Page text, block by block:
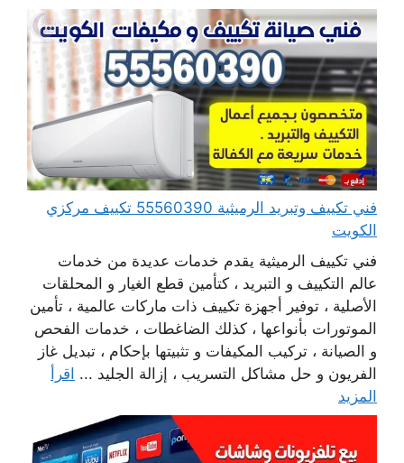
فني تكييف وتبريد الرميثية 55560390 تكييف مركزي
الكويت
فني تكييف الرميثية يقدم خدمات عديدة من خدمات
عالم التكييف و التبريد ، كتأمين قطع الغيار و المحلقات
الأصلية ، توفير أجهزة تكييف ذات ماركات عالمية ، تأمين
الموتورات بأنواعها ، كذلك الضاغطات ، خدمات الفحص
و الصيانة ، تركيب المكيفات و تثبيتها بإحكام ، تبديل غاز
الفريون و حل مشاكل التسريب ، إزالة الجليد ... اقرأ
المزيد